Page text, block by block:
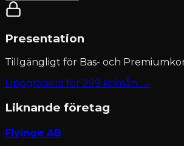
Presentation
Tillgängligt för Bas- och
Uppgradera för 299 kr/mån →
Liknande företag
Flyinge AB